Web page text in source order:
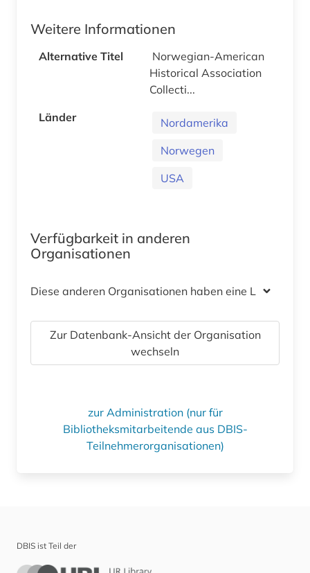
Weitere Informationen
Alternative Titel
Norwegian-American
Historical Association
Collecti...
Länder
Nordamerika
Norwegen
USA
Verfügbarkeit in anderen
Organisationen
Diese anderen Organisationen haben eine Lizenz
Zur Datenbank-Ansicht der Organisation
wechseln
zur Administration (nur für
Bibliotheksmitarbeitende aus DBIS-
Teilnehmerorganisationen)
DBIS ist Teil der